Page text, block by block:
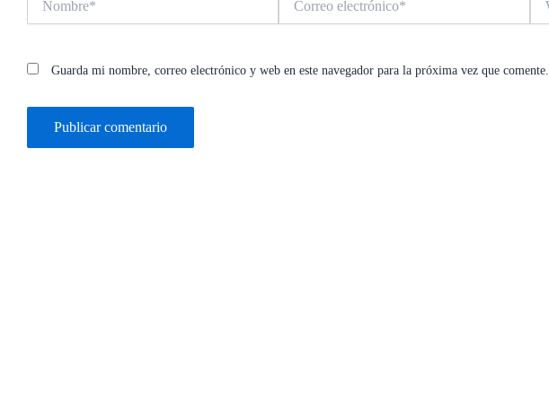
electrónico*
Guarda mi nombre, correo electrónico y web en este navegador para la próxima vez que comente.